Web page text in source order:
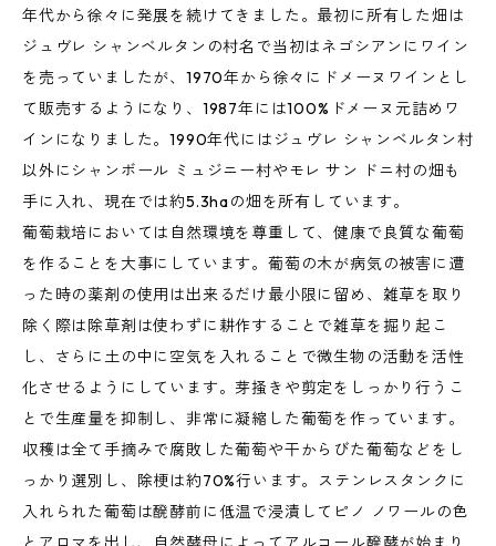
年代から徐々に発展を続けてきました。最初に所有した畑は
ジュヴレ シャンベルタンの村名で当初はネゴシアンにワイン
を売っていましたが、1970年から徐々にドメーヌワインとし
て販売するようになり、1987年には100%ドメーヌ元詰めワ
インになりました。1990年代にはジュヴレ シャンベルタン村
以外にシャンボール ミュジニー村やモレ サン ドニ村の畑も
手に入れ、現在では約5.3haの畑を所有しています。
葡萄栽培においては自然環境を尊重して、健康で良質な葡萄
を作ることを大事にしています。葡萄の木が病気の被害に遭
った時の薬剤の使用は出来るだけ最小限に留め、雑草を取り
除く際は除草剤は使わずに耕作することで雑草を掘り起こ
し、さらに土の中に空気を入れることで微生物の活動を活性
化させるようにしています。芽掻きや剪定をしっかり行うこ
とで生産量を抑制し、非常に凝縮した葡萄を作っています。
収穫は全て手摘みで腐敗した葡萄や干からびた葡萄などをし
っかり選別し、除梗は約70%行います。ステンレスタンクに
入れられた葡萄は醗酵前に低温で浸漬してピノ ノワールの色